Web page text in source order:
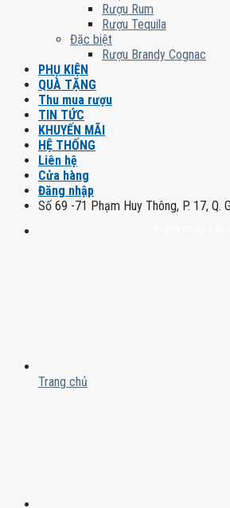
Rượu Rum
Rượu Tequila
Đặc biệt
Rượu Brandy Cognac
PHỤ KIỆN
QUÀ TẶNG
Thu mua rượu
TIN TỨC
KHUYẾN MÃI
HỆ THỐNG
Liên hệ
Cửa hàng
Đăng nhập
Số 69 -71 Phạm Huy Thông, P. 17, Q.
Trang chủ